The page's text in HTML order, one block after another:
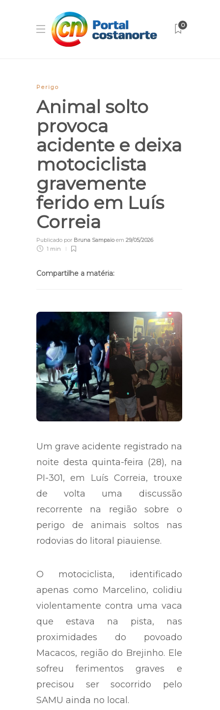
0
Perigo
Animal solto
provoca
acidente e deixa
motociclista
gravemente
ferido em Luís
Correia
Publicado por Bruna Sampaioem 29/05/2026
1 min
Compartilhe a matéria:
Um grave acidente registrado na
noite desta quinta-feira (28), na
PI-301, em Luís Correia, trouxe
de volta uma discussão
recorrente na região sobre o
perigo de animais soltos nas
rodovias do litoral piauiense.
O motociclista, identificado
apenas como Marcelino, colidiu
violentamente contra uma vaca
que estava na pista, nas
proximidades do povoado
Macacos, região do Brejinho. Ele
sofreu ferimentos graves e
precisou ser socorrido pelo
SAMU ainda no local.